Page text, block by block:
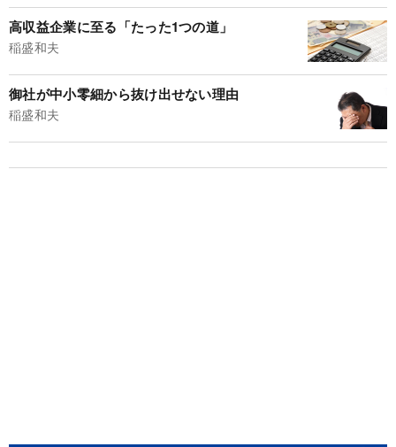
高収益企業に至る「たった1つの道」
稲盛和夫
御社が中小零細から抜け出せない理由
稲盛和夫